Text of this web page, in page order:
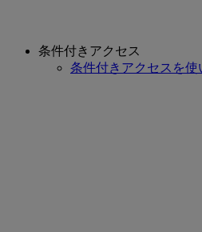
条件付きアクセス
条件付きアクセスを使